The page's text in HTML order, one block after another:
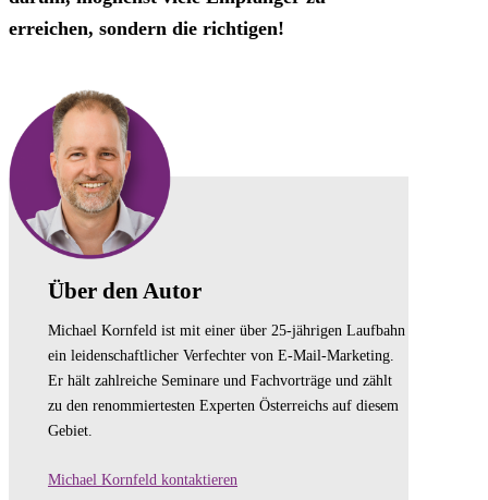
erreichen, sondern die richtigen!
Über den Autor
Michael Kornfeld ist mit einer über 25-jährigen Laufbahn
ein leidenschaftlicher Verfechter von E-Mail-Marketing.
Er hält zahlreiche Seminare und Fachvorträge und zählt
zu den renommiertesten Experten Österreichs auf diesem
Gebiet.
Michael Kornfeld kontaktieren